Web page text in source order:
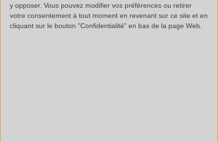
y opposer. Vous pouvez modifier vos préférences ou retirer
votre consentement à tout moment en revenant sur ce site et en
cliquant sur le bouton "Confidentialité" en bas de la page Web.
polymérique
En complément, le spectromètre IRTF nous permettra